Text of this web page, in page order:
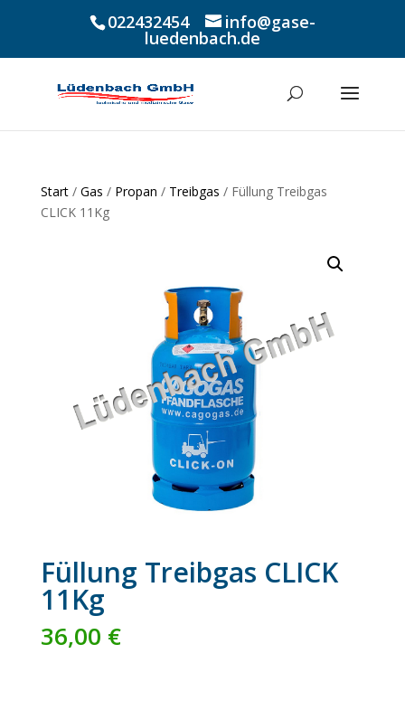
022432454 info@gase-
luedenbach.de
Start/ Gas / Propan / Treibgas / Füllung Treibgas
CLICK 11Kg
Füllung Treibgas CLICK
11Kg
36,00 €